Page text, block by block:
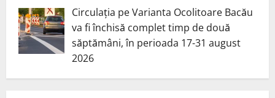
Circulația pe Varianta Ocolitoare Bacău
va fi închisă complet timp de două
săptămâni, în perioada 17-31 august
2026